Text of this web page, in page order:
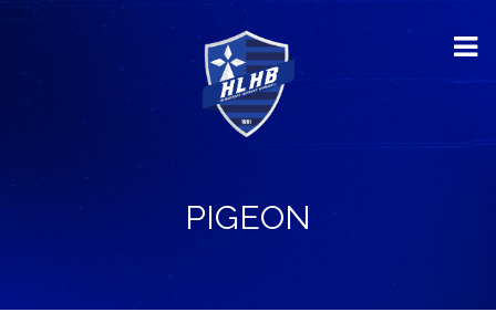
PIGEON